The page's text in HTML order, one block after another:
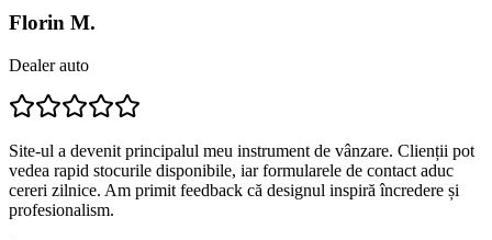
Florin M.
Dealer auto
Site-ul a devenit principalul meu instrument de vânzare. Clienții pot
vedea rapid stocurile disponibile, iar formularele de contact aduc
cereri zilnice. Am primit feedback că designul inspiră încredere și
profesionalism.